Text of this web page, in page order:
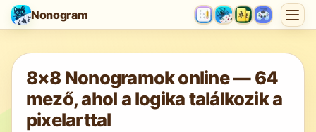
Nonogram
Játék betöltése…
8×8 Nonogramok online — 64
mező, ahol a logika találkozik a
pixelarttal